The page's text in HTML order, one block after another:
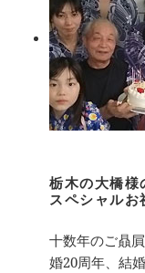
栃木の大橋様
スペシャルお
十数年のご贔
婚20周年、結